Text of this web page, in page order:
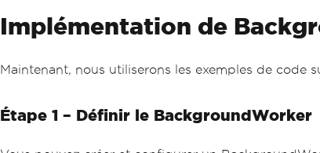
Implémentation de
Maintenant, nous utiliserons les exemples de
Étape 1 – Définir le BackgroundWorker